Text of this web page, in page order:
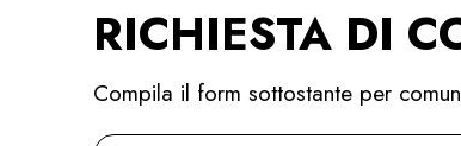
RICHIESTA DI
Compila il form sottostante per